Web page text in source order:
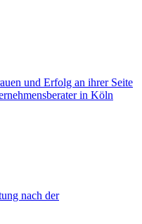
und Erfolg an ihrer Seite
in Köln
nach der